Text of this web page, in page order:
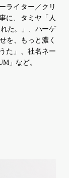
ライター／クリ
に、タミヤ「人
た。」、ハーゲ
を、もっと濃く
た」、社名ネー
」など。